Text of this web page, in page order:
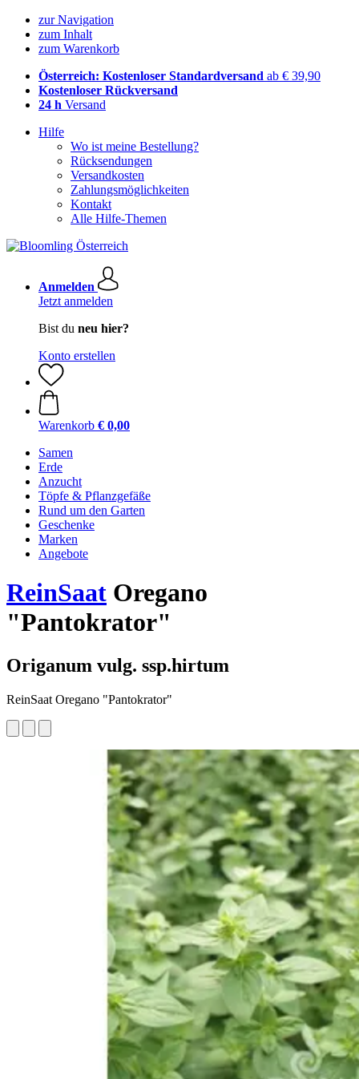
zur Navigation
zum Inhalt
zum Warenkorb
Österreich: Kostenloser Standardversand ab € 39,90
Kostenloser Rückversand
24 h Versand
Hilfe
Wo ist meine Bestellung?
Rücksendungen
Versandkosten
Zahlungsmöglichkeiten
Kontakt
Alle Hilfe-Themen
Anmelden
Jetzt anmelden
Bist du neu hier?
Konto erstellen
Warenkorb € 0,00
Samen
Erde
Anzucht
Töpfe & Pflanzgefäße
Rund um den Garten
Geschenke
Marken
Angebote
ReinSaat Oregano
"Pantokrator"
Origanum vulg. ssp.hirtum
ReinSaat Oregano "Pantokrator"